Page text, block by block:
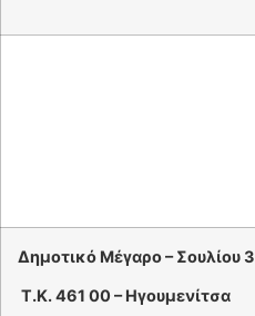
Δημοτικό Μέγαρο – Σουλίου 3
Τ.Κ. 461 00 – Ηγουμενίτσα